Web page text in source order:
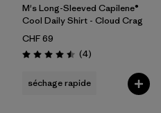
M's Long-Sleeved Capilene®
Cool Daily Shirt - Cloud Crag
CHF 69
Évaluation: 4.5 / 5
(4Avis
)
séchage rapide